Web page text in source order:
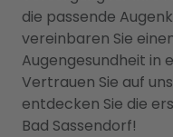
die passende
vereinbaren Sie
Augengesundheit in
Vertrauen Sie auf
entdecken Sie die
Bad Sassendorf!